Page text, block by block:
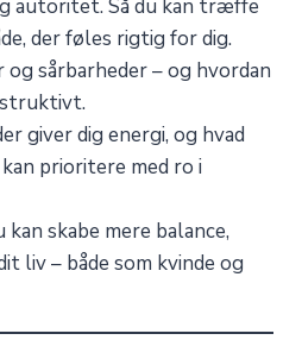
autoritet. Så du kan træffe
der føles rigtig for dig.
og sårbarheder – og hvordan
giver dig energi, og hvad
prioritere med ro i
kan skabe mere balance,
liv – både som kvinde og